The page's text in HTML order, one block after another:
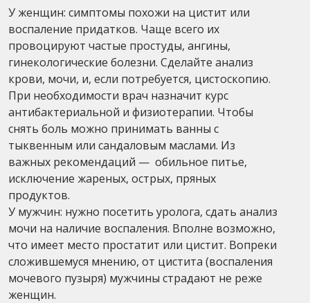
У женщин: симптомы похожи на цистит или
воспаление придатков. Чаще всего их
провоцируют частые простуды, ангины,
гинекологические болезни. Сделайте анализ
крови, мочи, и, если потребуется, цистоскопию.
При необходимости врач назначит курс
антибактериальной и физиотерапии. Чтобы
снять боль можно принимать ванны с
тыквенным или сандаловым маслами. Из
важных рекомендаций — обильное питье,
исключение жареных, острых, пряных
продуктов.
У мужчин: нужно посетить уролога, сдать анализ
мочи на наличие воспаления. Вполне возможно,
что имеет место простатит или цистит. Вопреки
сложившемуся мнению, от цистита (воспаления
мочевого пузыря) мужчины страдают не реже
женщин.